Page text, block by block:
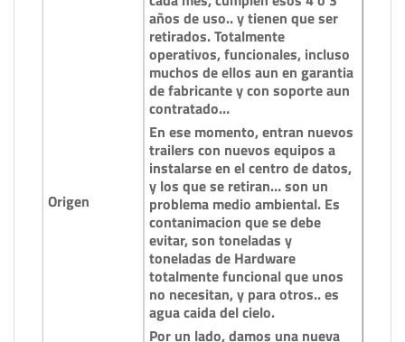
Origen
años de uso.. y tienen que ser
retirados. Totalmente
operativos, funcionales, incluso
muchos de ellos aun en garantia
de fabricante y con soporte aun
contratado…
En ese momento, entran nuevos
trailers con nuevos equipos a
instalarse en el centro de datos,
y los que se retiran… son un
problema medio ambiental. Es
contanimacion que se debe
evitar, son toneladas y
toneladas de Hardware
totalmente funcional que unos
no necesitan, y para otros.. es
agua caida del cielo.
Por un lado, damos una nueva